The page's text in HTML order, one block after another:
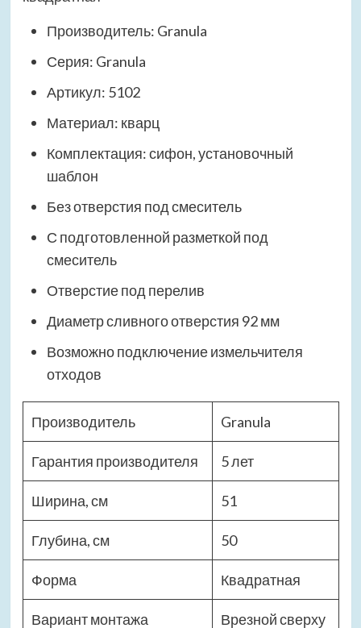
Производитель: Granula
Серия: Granula
Артикул: 5102
Материал: кварц
Комплектация: сифон, установочный
шаблон
Без отверстия под смеситель
С подготовленной разметкой под
смеситель
Отверстие под перелив
Диаметр сливного отверстия 92 мм
Возможно подключение измельчителя
отходов
Производитель Granula
Гарантия производителя 5 лет
Ширина, см 51
Глубина, см 50
Форма Квадратная
Вариант монтажа Врезной сверху